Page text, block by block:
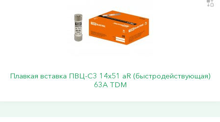
Плавкая вставка ПВЦ-С3 14х51 аR (быстродействующая)
63А TDM